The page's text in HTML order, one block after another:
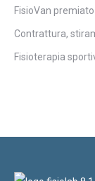
FisioVan
Contrattura,
Fisioterapia